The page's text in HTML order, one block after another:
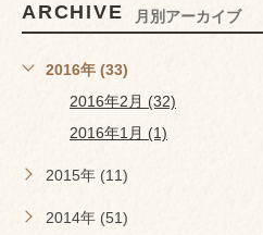
ARCHIVE 月別アーカイブ
2016年 (33)
2016年2月 (32)
2016年1月 (1)
2015年 (11)
2014年 (51)